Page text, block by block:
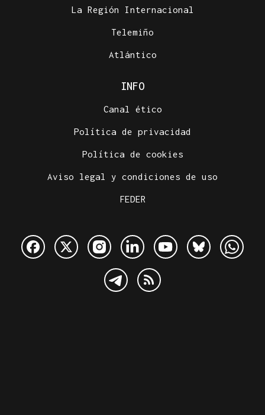
La Región Internacional
Telemiño
Atlántico
INFO
Canal ético
Política de privacidad
Política de cookies
Aviso legal y condiciones de uso
FEDER